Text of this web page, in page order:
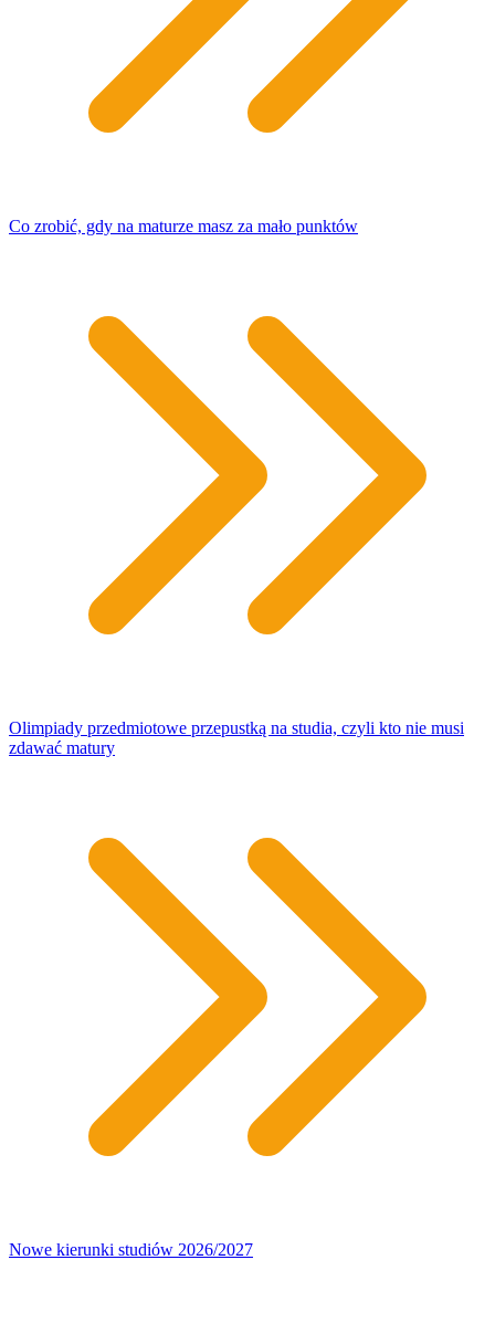
Co zrobić, gdy na maturze masz za mało punktów
Olimpiady przedmiotowe przepustką na studia, czyli kto nie musi
zdawać matury
Nowe kierunki studiów 2026/2027